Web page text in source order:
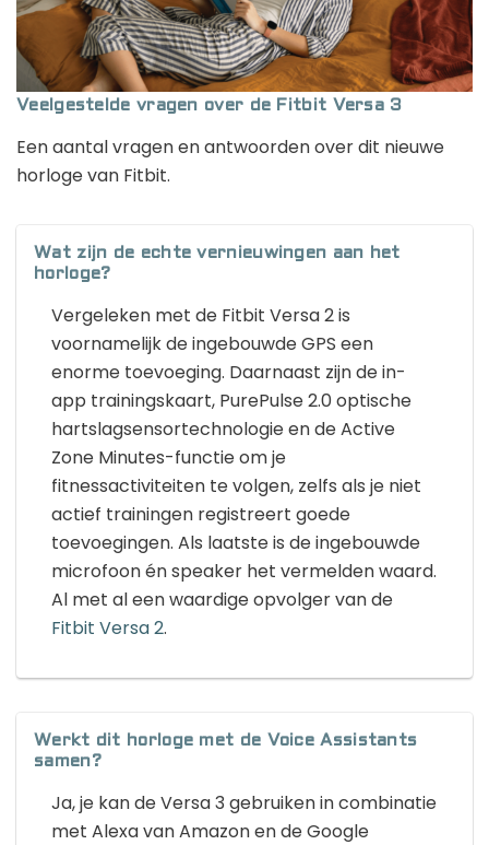
Veelgestelde vragen over de Fitbit Versa 3
Een aantal vragen en antwoorden over dit nieuwe
horloge van Fitbit.
Wat zijn de echte vernieuwingen aan het
horloge?
Vergeleken met de Fitbit Versa 2 is
voornamelijk de ingebouwde GPS een
enorme toevoeging. Daarnaast zijn de in-
app trainingskaart, PurePulse 2.0 optische
hartslagsensortechnologie en de Active
Zone Minutes-functie om je
fitnessactiviteiten te volgen, zelfs als je niet
actief trainingen registreert goede
toevoegingen. Als laatste is de ingebouwde
microfoon én speaker het vermelden waard.
Al met al een waardige opvolger van de
Fitbit Versa 2.
Werkt dit horloge met de Voice Assistants
samen?
Ja, je kan de Versa 3 gebruiken in combinatie
met Alexa van Amazon en de Google